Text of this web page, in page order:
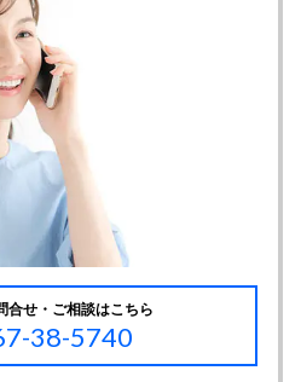
合せ・ご相談はこちら
38-5740